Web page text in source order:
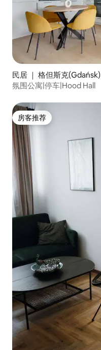
民居 ｜ 格但斯克(Gdańsk)
氛围公寓|停车|Hood Hall
房客推荐
房客推荐